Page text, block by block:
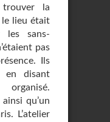
la
le lieu était
les sans-
pas
Ils
en disant
qu’un
L’atelier